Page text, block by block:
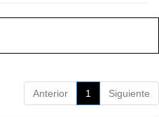
Anterior 1 Siguiente